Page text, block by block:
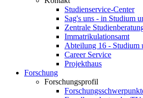
Studienservice-Center
Sag's uns - in Studium
Zentrale
Immatrikulationsamt
Abteilung 16 - Studium
Career Service
Projekthaus
Forschung
Forschungsprofil